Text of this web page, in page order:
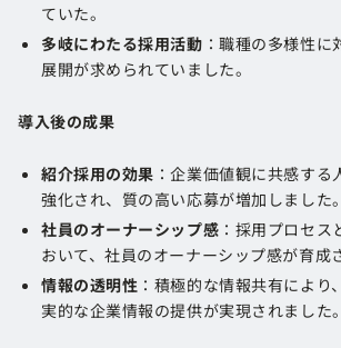
ていた。
多岐にわたる採用活動 ：職種の多様性
展開が求められていました。
導入後の成果
紹介採用の効果 ：企業価値観に共感す
強化され、質の高い応募が増加しました。
社員のオーナーシップ感 ：採用プロセ
おいて、社員のオーナーシップ感が育成
情報の透明性 ：積極的な情報共有によ
実的な企業情報の提供が実現されました。